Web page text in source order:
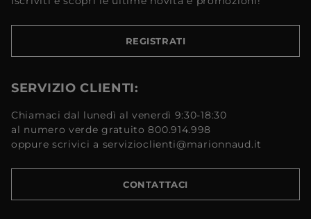
REGISTRATI
SERVIZIO CLIENTI:
Chiamaci dal lunedì al venerdì 9:30-18:30
al numero verde gratuito 800.914.998
oppure scrivici a servizioclienti@marionnaud.it
CONTATTACI